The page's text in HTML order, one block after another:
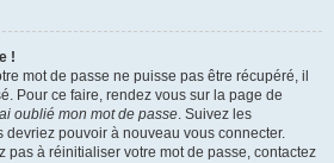
!
mot de passe ne puisse pas être récupéré, il
Pour ce faire, rendez vous sur la page de
oublié mon mot de passe. Suivez les
devriez pouvoir à nouveau vous connecter.
pas à réinitialiser votre mot de passe, contactez